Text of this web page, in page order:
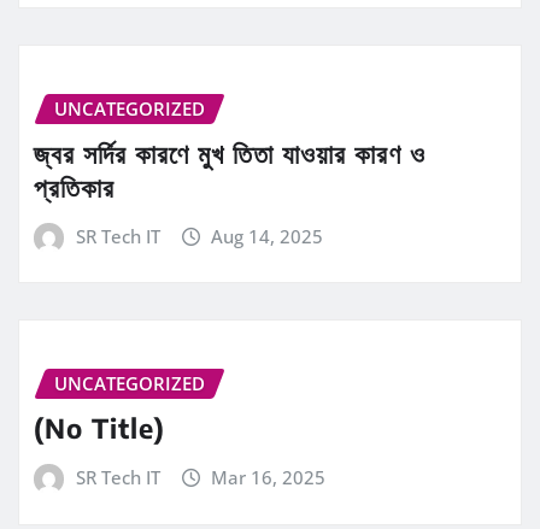
UNCATEGORIZED
জ্বর সর্দির কারণে মুখ তিতা যাওয়ার কারণ ও
প্রতিকার
SR Tech IT Aug 14, 2025
UNCATEGORIZED
(No Title)
SR Tech IT Mar 16, 2025